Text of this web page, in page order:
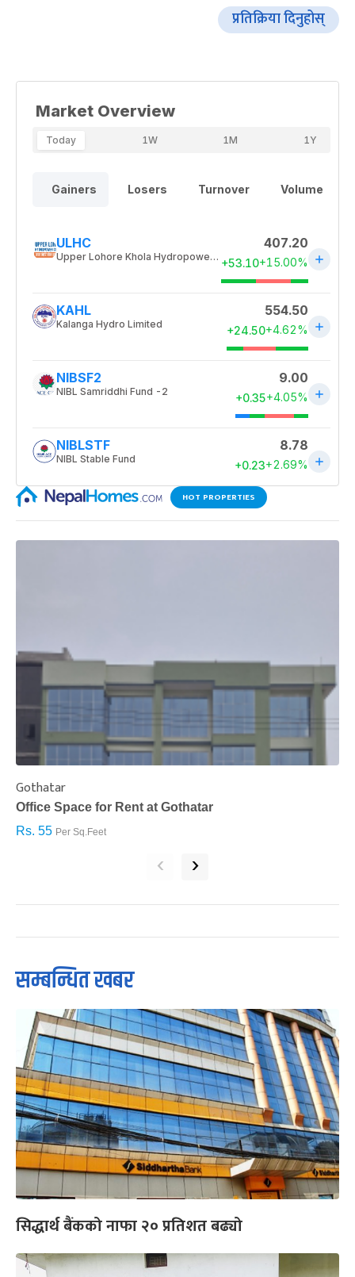
प्रतिक्रिया दिनुहोस्
HOT PROPERTIES
Gothatar
Office Space for Rent at Gothatar
Rs. 55 Per Sq.Feet
‹ ›
सम्बन्धित खबर
सिद्धार्थ बैंकको नाफा २० प्रतिशत बढ्यो